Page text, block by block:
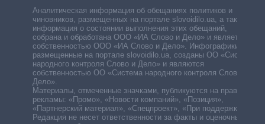
Аналитическая информация об обещаниях политиков и
чиновников, размещенных на портале slovoidilo.ua, а также
информация о состоянии выполнения этих обещаний,
собрана и обработана ООО «ИА Слово и Дело» и является
собственностью ООО «ИА Слово и Дело». Инфографики,
размещенные на портале slovoidilo.ua, созданы ОО «Система
народного контроля Слово и Дело» и являются
собственностью ОО «Система народного контроля Слово и
Дело».
Материалы, отмеченные значками, публикуются на правах
рекламы: «Промо», «Новости компаний», «Позиция»,
«Партнерский материал», «Спецпроект», «При поддержке».
Редакция не несет ответственности за факты и оценочные